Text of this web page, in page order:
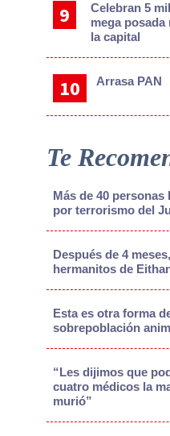
Celebran 5
mega posada
la capital
Arrasa PAN
Te
Más de 40
por terrorismo del
Después de 4
hermanitos de
Esta es otra forma
sobrepoblación
“Les dijimos que
cuatro médicos la
murió”